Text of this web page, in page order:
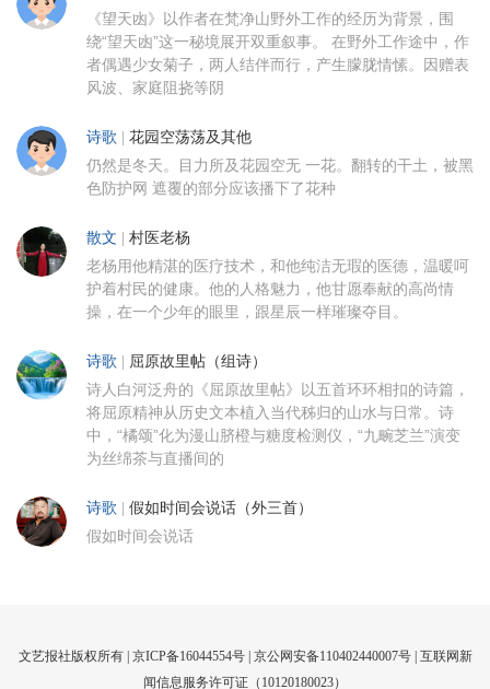
《望天凼》以作者在梵净山野外工作的经历为背景，围
绕“望天凼”这一秘境展开双重叙事。 在野外工作途中，作
者偶遇少女菊子，两人结伴而行，产生朦胧情愫。因赠表
风波、家庭阻挠等阴
诗歌 | 花园空荡荡及其他
仍然是冬天。目力所及花园空无 一花。翻转的干土，被黑
色防护网 遮覆的部分应该播下了花种
散文 | 村医老杨
老杨用他精湛的医疗技术，和他纯洁无瑕的医德，温暖呵
护着村民的健康。他的人格魅力，他甘愿奉献的高尚情
操，在一个少年的眼里，跟星辰一样璀璨夺目。
诗歌 | 屈原故里帖（组诗）
诗人白河泛舟的《屈原故里帖》以五首环环相扣的诗篇，
将屈原精神从历史文本植入当代秭归的山水与日常。诗
中，“橘颂”化为漫山脐橙与糖度检测仪，“九畹芝兰”演变
为丝绵茶与直播间的
诗歌 | 假如时间会说话（外三首）
假如时间会说话
文艺报社版权所有 | 京ICP备16044554号| 京公网安备110402440007号 | 互联网新
闻信息服务许可证（10120180023）